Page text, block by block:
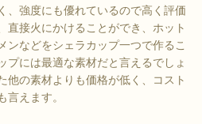
、強度にも優れているので高く評価
直接火にかけることができ、ホット
ンなどをシェラカップ一つで作るこ
プには最適な素材だと言えるでしょ
他の素材よりも価格が低く、コスト
言えます。